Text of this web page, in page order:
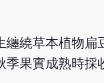
纏繞草本植物扁
果實成熟時採